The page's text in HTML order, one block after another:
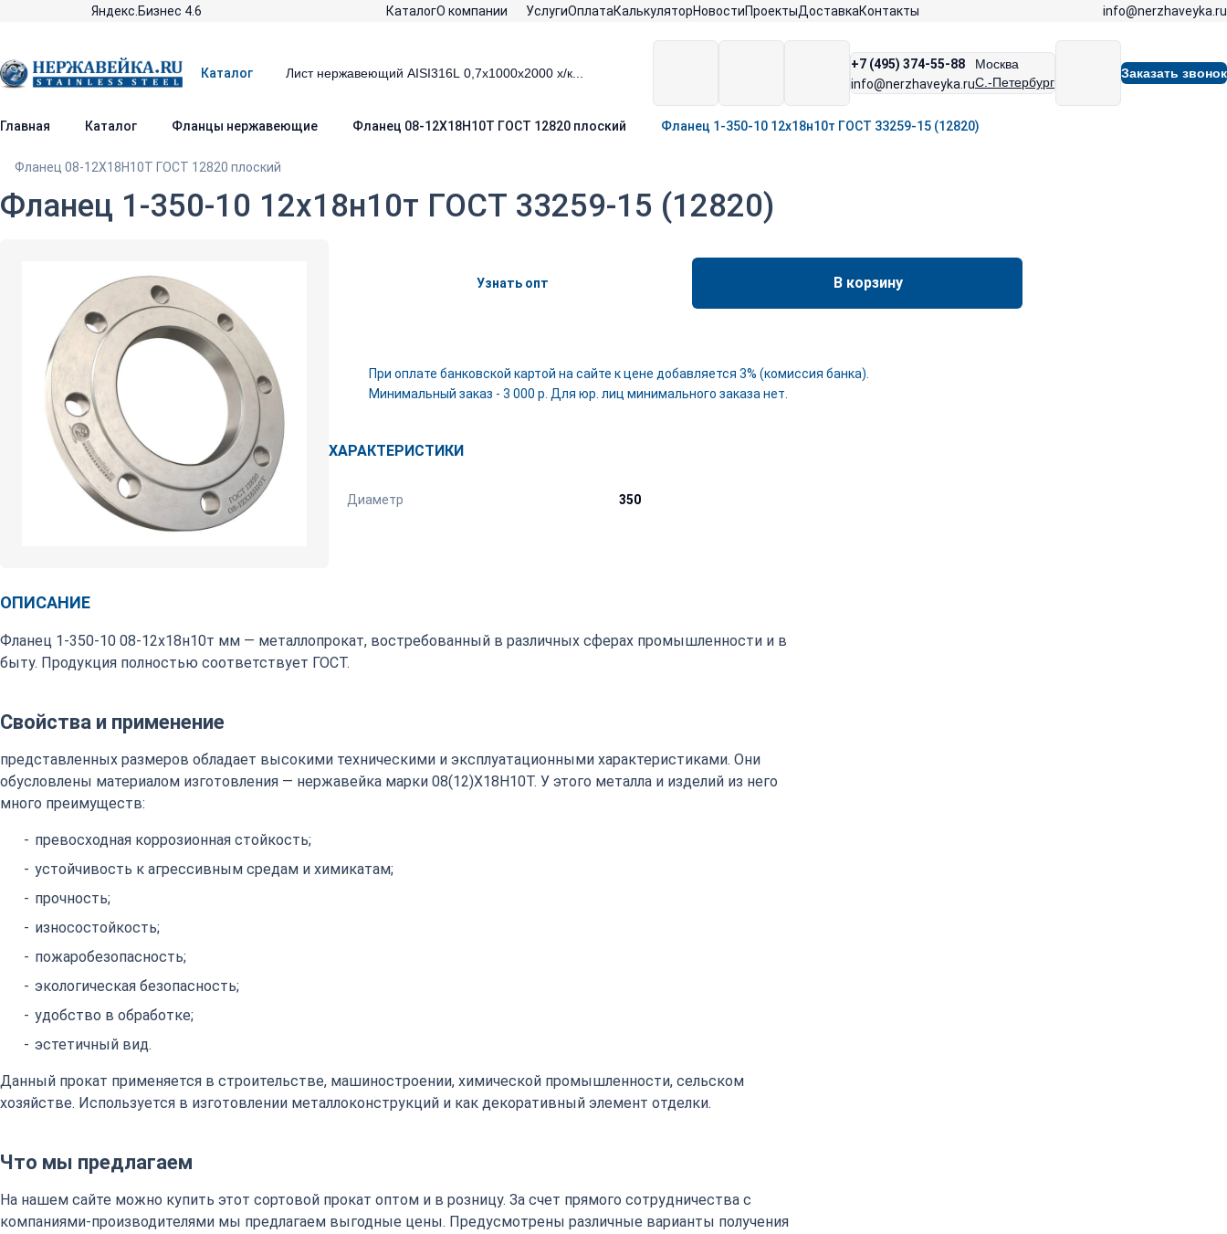
Яндекс.Бизнес 4.6 КаталогО компании УслугиОплатаКалькуляторНовостиПроектыДоставкаКонтакты info@nerzhaveyka.ru
Каталог
+7 (495) 374-55-88
info@nerzhaveyka.ru
Москва
С.-Петербург
Заказать звонок
Главная Каталог Фланцы нержавеющие Фланец 08-12Х18Н10Т ГОСТ 12820 плоский Фланец 1-350-10 12х18н10т ГОСТ 33259-15 (12820)
Фланец 08-12Х18Н10Т ГОСТ 12820 плоский
Фланец 1-350-10 12х18н10т ГОСТ 33259-15 (12820)
Узнать опт В корзину
При оплате банковской картой на сайте к цене добавляется 3% (комиссия банка).
Минимальный заказ - 3 000 р. Для юр. лиц минимального заказа нет.
ХАРАКТЕРИСТИКИ
Диаметр 350
ОПИСАНИЕ
Фланец 1-350-10 08-12х18н10т мм — металлопрокат, востребованный в различных сферах промышленности и в
быту. Продукция полностью соответствует ГОСТ.
Свойства и применение
представленных размеров обладает высокими техническими и эксплуатационными характеристиками. Они
обусловлены материалом изготовления — нержавейка марки 08(12)Х18Н10Т. У этого металла и изделий из него
много преимуществ:
превосходная коррозионная стойкость;
устойчивость к агрессивным средам и химикатам;
прочность;
износостойкость;
пожаробезопасность;
экологическая безопасность;
удобство в обработке;
эстетичный вид.
Данный прокат применяется в строительстве, машиностроении, химической промышленности, сельском
хозяйстве. Используется в изготовлении металлоконструкций и как декоративный элемент отделки.
Что мы предлагаем
На нашем сайте можно купить этот сортовой прокат оптом и в розницу. За счет прямого сотрудничества с
компаниями-производителями мы предлагаем выгодные цены. Предусмотрены различные варианты получения